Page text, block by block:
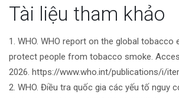
bài
viết
Tài liệu tham khảo
1. WHO. WHO report on the global tobacco
protect people from tobacco smoke.
2026. https://www.who.int/publications/i/
2. WHO. Điều tra quốc gia các yếu tố nguy